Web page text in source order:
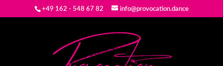
+49 162 - 548 67 82 info@provocation.dance